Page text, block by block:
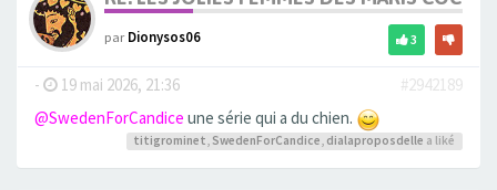
parDionysos06 3
- 19 mai 2026, 21:36
#2942189
@SwedenForCandice une série qui a du chien.
titigrominet, SwedenForCandice, dialaproposdelle a liké